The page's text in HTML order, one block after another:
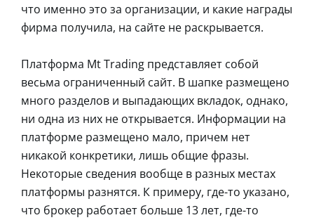
что именно это за организации, и какие награды
фирма получила, на сайте не раскрывается.
Платформа Mt Trading представляет собой
весьма ограниченный сайт. В шапке размещено
много разделов и выпадающих вкладок, однако,
ни одна из них не открывается. Информации на
платформе размещено мало, причем нет
никакой конкретики, лишь общие фразы.
Некоторые сведения вообще в разных местах
платформы разнятся. К примеру, где-то указано,
что брокер работает больше 13 лет, где-то